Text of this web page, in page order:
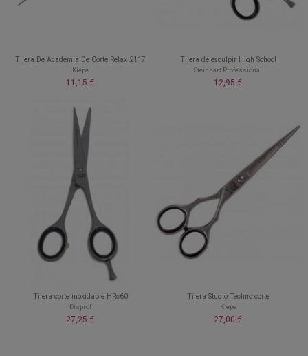
Tijera De Academia De Corte Relax 2117
Kiepe
11,15 €
Tijera de esculpir High School
Steinhart Professional
12,95 €
Tijera corte inoxidable HRc60
Disprof
27,25 €
Tijera Studio Techno corte
Kiepe
27,00 €